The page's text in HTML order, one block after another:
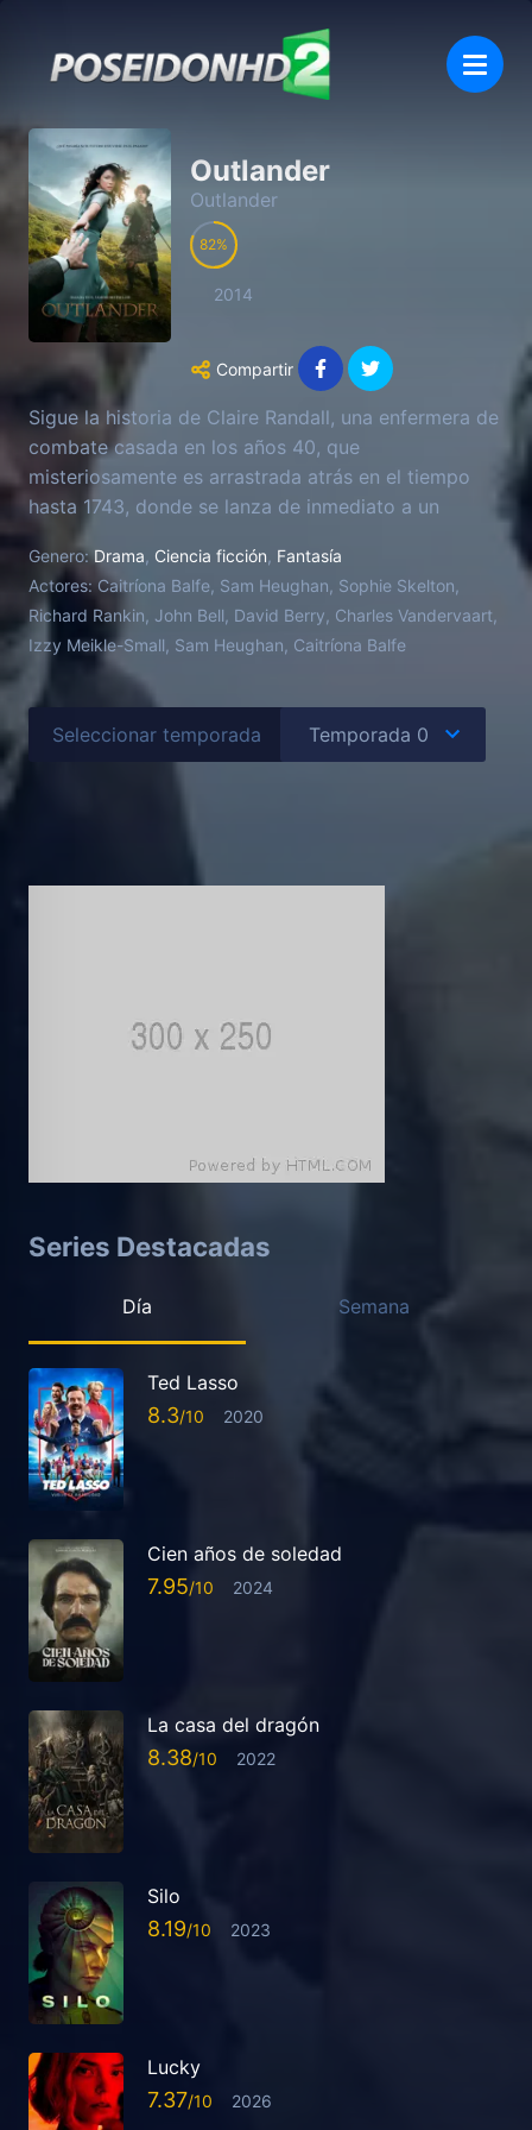
Outlander
Outlander
82
2014
Compartir
Sigue la historia de Claire Randall, una enfermera de
combate casada en los años 40, que
misteriosamente es arrastrada atrás en el tiempo
hasta 1743, donde se lanza de inmediato a un
mundo desconocido, viéndose amenazada su propia
vida. Cuando se ve obligada a casarse con Jamie
Fraser, un joven guerrero escocés caballeroso y
romántico, Claire comienza un pasional triángulo
entre dos hombres muy diferentes con dos vidas
irreconciliables.
Genero: Drama Ciencia ficción Fantasía
Actores: Caitríona Balfe, Sam Heughan, Sophie Skelton,
Richard Rankin, John Bell, David Berry, Charles Vandervaart,
Izzy Meikle-Small, Sam Heughan, Caitríona Balfe
Seleccionar temporada
Series Destacadas
Día Semana
Ted Lasso
8.3 2020
Cien años de soledad
7.95 2024
La casa del dragón
8.38 2022
Silo
8.19 2023
Lucky
7.37 2026